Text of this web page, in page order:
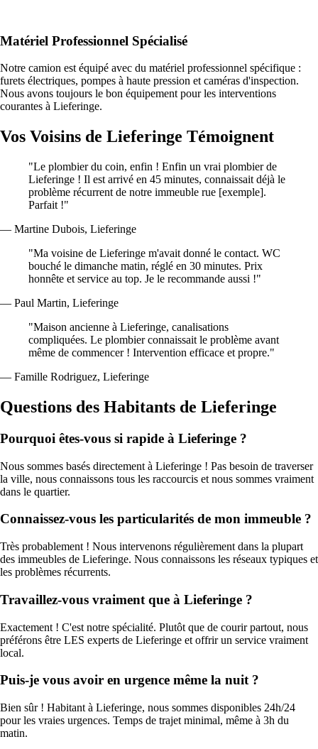
Matériel Professionnel Spécialisé
Notre camion est équipé avec du matériel professionnel spécifique :
furets électriques, pompes à haute pression et caméras d'inspection.
Nous avons toujours le bon équipement pour les interventions
courantes à Lieferinge.
Vos Voisins de Lieferinge Témoignent
"Le plombier du coin, enfin ! Enfin un vrai plombier de
Lieferinge ! Il est arrivé en 45 minutes, connaissait déjà le
problème récurrent de notre immeuble rue [exemple].
Parfait !"
— Martine Dubois, Lieferinge
"Ma voisine de Lieferinge m'avait donné le contact. WC
bouché le dimanche matin, réglé en 30 minutes. Prix
honnête et service au top. Je le recommande aussi !"
— Paul Martin, Lieferinge
"Maison ancienne à Lieferinge, canalisations
compliquées. Le plombier connaissait le problème avant
même de commencer ! Intervention efficace et propre."
— Famille Rodriguez, Lieferinge
Questions des Habitants de Lieferinge
Pourquoi êtes-vous si rapide à Lieferinge ?
Nous sommes basés directement à Lieferinge ! Pas besoin de traverser
la ville, nous connaissons tous les raccourcis et nous sommes vraiment
dans le quartier.
Connaissez-vous les particularités de mon immeuble ?
Très probablement ! Nous intervenons régulièrement dans la plupart
des immeubles de Lieferinge. Nous connaissons les réseaux typiques et
les problèmes récurrents.
Travaillez-vous vraiment que à Lieferinge ?
Exactement ! C'est notre spécialité. Plutôt que de courir partout, nous
préférons être LES experts de Lieferinge et offrir un service vraiment
local.
Puis-je vous avoir en urgence même la nuit ?
Bien sûr ! Habitant à Lieferinge, nous sommes disponibles 24h/24
pour les vraies urgences. Temps de trajet minimal, même à 3h du
matin.